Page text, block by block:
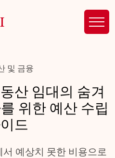
및 금융
산 임대의 숨겨
위한 예산 수립
드
예상치 못한 비용으로